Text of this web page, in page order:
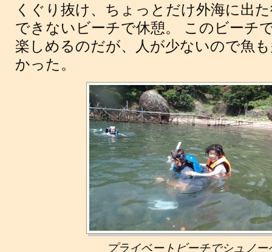
くぐり抜け、ちょっとだけ外海に出
できないビーチで休憩。 このビーチ
楽しめるのだが、人が少ないので魚
かった。
プライベートビーチでシュノー